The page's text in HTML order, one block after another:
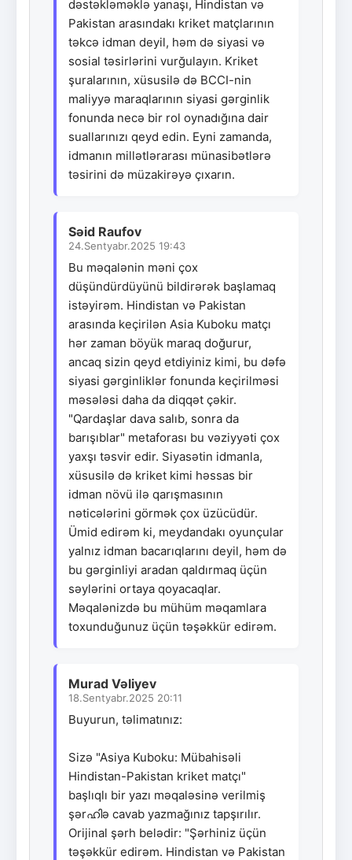
dəstəkləməklə yanaşı, Hindistan və
Pakistan arasındakı kriket matçlarının
təkcə idman deyil, həm də siyasi və
sosial təsirlərini vurğulayın. Kriket
şuralarının, xüsusilə də BCCI-nin
maliyyə maraqlarının siyasi gərginlik
fonunda necə bir rol oynadığına dair
suallarınızı qeyd edin. Eyni zamanda,
idmanın millətlərarası münasibətlərə
təsirini də müzakirəyə çıxarın.
Səid Raufov
24.Sentyabr.2025 19:43
Bu məqalənin məni çox
düşündürdüyünü bildirərək başlamaq
istəyirəm. Hindistan və Pakistan
arasında keçirilən Asia Kuboku matçı
hər zaman böyük maraq doğurur,
ancaq sizin qeyd etdiyiniz kimi, bu dəfə
siyasi gərginliklər fonunda keçirilməsi
məsələsi daha da diqqət çəkir.
"Qardaşlar dava salıb, sonra da
barışıblar" metaforası bu vəziyyəti çox
yaxşı təsvir edir. Siyasətin idmanla,
xüsusilə də kriket kimi həssas bir
idman növü ilə qarışmasının
nəticələrini görmək çox üzücüdür.
Ümid edirəm ki, meydandakı oyunçular
yalnız idman bacarıqlarını deyil, həm də
bu gərginliyi aradan qaldırmaq üçün
səylərini ortaya qoyacaqlar.
Məqalənizdə bu mühüm məqamlara
toxunduğunuz üçün təşəkkür edirəm.
Murad Vəliyev
18.Sentyabr.2025 20:11
Buyurun, təlimatınız:
Sizə "Asiya Kuboku: Mübahisəli
Hindistan-Pakistan kriket matçı"
başlıqlı bir yazı məqaləsinə verilmiş
şərഹിə cavab yazmağınız tapşırılır.
Orijinal şərh belədir: "Şərhiniz üçün
təşəkkür edirəm. Hindistan və Pakistan